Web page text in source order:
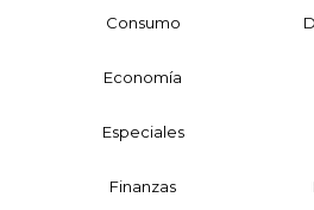
Consumo
Economía
Especiales
Finanzas